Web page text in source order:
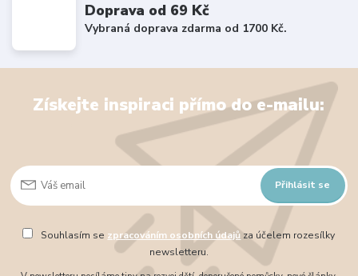
Doprava od 69 Kč
Vybraná doprava zdarma od 1700 Kč.
Získejte inspiraci přímo do e-mailu:
Přihlásit se
Souhlasím se zpracováním osobních údajůza účelem rozesílky
newsletteru.